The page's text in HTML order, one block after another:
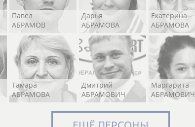
Павел
АБРАМОВ
Дарья
АБРАМОВА
Екатерина
АБРАМОВА
Тамара
АБРАМОВА
Дмитрий
АБРАМОВИЧ
Маргарита
АБРАМОВИЧ